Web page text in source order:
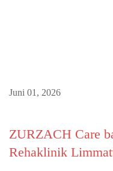
Juni 01, 2026
ZURZACH Care
Rehaklinik